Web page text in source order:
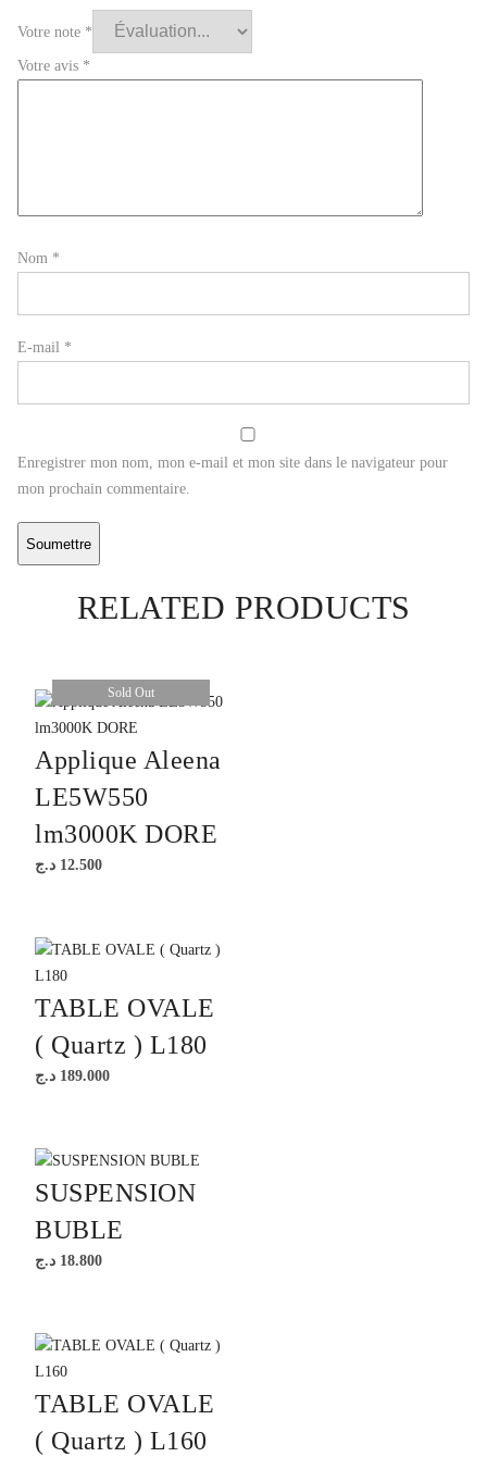
Votre note *
Votre avis *
Nom *
E-mail *
Enregistrer mon nom, mon e-mail et mon site dans le navigateur pour
mon prochain commentaire.
RELATED PRODUCTS
Sold Out
Applique Aleena
LE5W550
lm3000K DORE
12.500 د.ج
TABLE OVALE
( Quartz ) L180
189.000 د.ج
SUSPENSION
BUBLE
18.800 د.ج
TABLE OVALE
( Quartz ) L160